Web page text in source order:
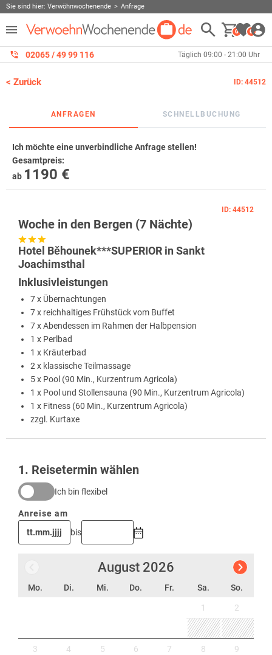
Sie sind hier: Verwöhnwochenende Anfrage
0 0
02065 / 49 ‌99 116 Täglich 09:00 - 21:00 Uhr
< Zurück ID: 44512
ANFRAGEN SCHNELLBUCHUNG
Ich möchte eine unverbindliche Anfrage stellen!
Gesamtpreis:
ab 1190 €
ID: 44512
Woche in den Bergen (7 Nächte)
Hotel Běhounek***SUPERIOR in Sankt
Joachimsthal
Inklusivleistungen
7 x Übernachtungen
7 x reichhaltiges Frühstück vom Buffet
7 x Abendessen im Rahmen der Halbpension
1 x Perlbad
1 x Kräuterbad
2 x klassische Teilmassage
5 x Pool (90 Min., Kurzentrum Agricola)
1 x Pool und Stollensauna (90 Min., Kurzentrum Agricola)
1 x Fitness (60 Min., Kurzentrum Agricola)
zzgl. Kurtaxe
1. Reisetermin wählen
Ich bin flexibel
Anreise am
bis
August 2026
Mo. Di. Mi. Do. Fr. Sa. So.
1 2
3 4 5 6 7 8 9